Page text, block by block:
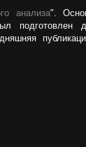
анализа".
подготовлен